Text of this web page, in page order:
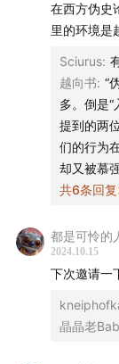
色诺芬和
反民主
「演说」
史学作品
53:03 罗马为什
声音设计 hotair
在西方伪史
里的环境是
Sciurus:
越向书: “
多。倒是
提到的两
们的行为
却又被慕
共6条回复
都是可怜的
2024.10.15
下次邀请一
晶晶老